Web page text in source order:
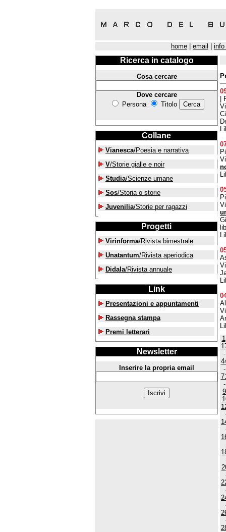
home email info
Ricerca in catalogo
Cosa cercare
Dove cercare
Persona
Titolo
Collane
Vianesca/Poesia e narrativa
V/Storie gialle e noir
Studia/Scienze umane
Sos/Storia o storie
Juvenilia/Storie per ragazzi
Progetti
Virinforma/Rivista bimestrale
Unatantum/Rivista aperiodica
Didala/Rivista annuale
Link
Presentazioni e appuntamenti
Rassegna stampa
Premi letterari
Newsletter
Inserire la propria email
1